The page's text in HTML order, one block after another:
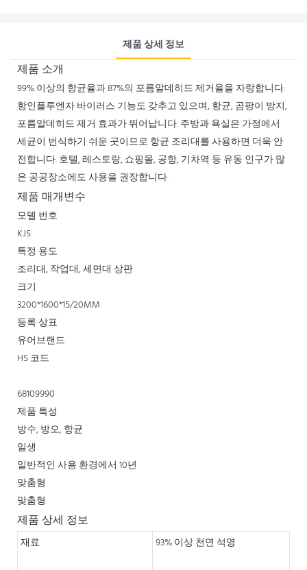
제품 상세 정보
제품 소개
99% 이상의 항균율과 87%의 포름알데히드 제거율을 자랑합니다.
항인플루엔자 바이러스 기능도 갖추고 있으며, 항균, 곰팡이 방지,
포름알데히드 제거 효과가 뛰어납니다. 주방과 욕실은 가정에서
세균이 번식하기 쉬운 곳이므로 항균 조리대를 사용하면 더욱 안
전합니다. 호텔, 레스토랑, 쇼핑몰, 공항, 기차역 등 유동 인구가 많
은 공공장소에도 사용을 권장합니다.
제품 매개변수
모델 번호
KJS
특정 용도
조리대, 작업대, 세면대 상판
크기
3200*1600*15/20MM
등록 상표
유어브랜드
HS 코드
68109990
제품 특성
방수, 방오, 항균
일생
일반적인 사용 환경에서 10년
맞춤형
맞춤형
제품 상세 정보
재료 93% 이상 천연 석영